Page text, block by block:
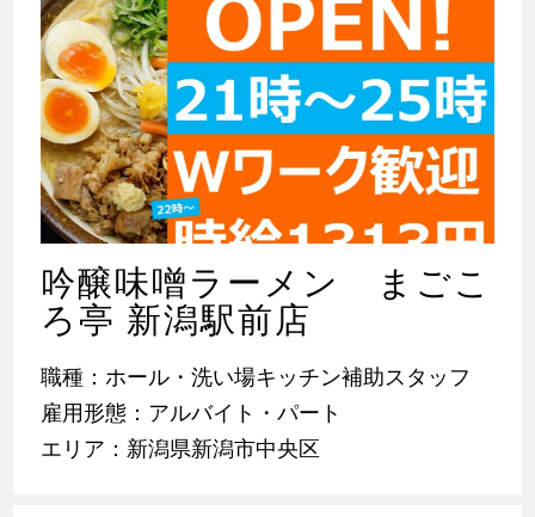
吟醸味噌ラーメン まごこ
ろ亭 新潟駅前店
職種：ホール・洗い場キッチン補助スタッフ
雇用形態：アルバイト・パート
エリア：新潟県新潟市中央区